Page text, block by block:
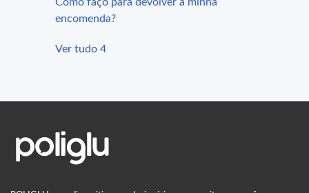
encomenda?
Ver tudo 4